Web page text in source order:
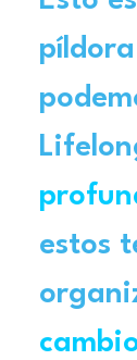
estos